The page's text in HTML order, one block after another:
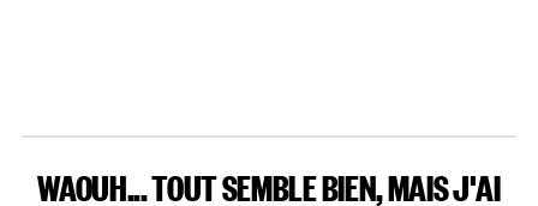
WAOUH... TOUT SEMBLE BIEN, MAIS J'AI